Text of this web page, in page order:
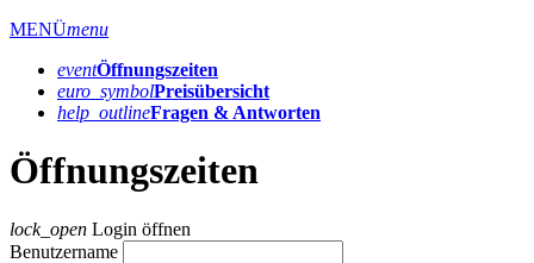
MENÜmenu
eventÖffnungs­zeiten
euro_symbolPreis­übersicht
help_outlineFragen & Antworten
Öffnungszeiten
lock_open Login öffnen
Benutzername